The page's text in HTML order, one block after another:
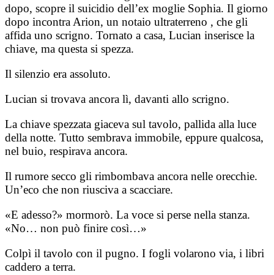
dopo, scopre il suicidio dell’ex moglie Sophia. Il giorno
dopo incontra Arion, un notaio ultraterreno , che gli
affida uno scrigno. Tornato a casa, Lucian inserisce la
chiave, ma questa si spezza.
Il silenzio era assoluto.
Lucian si trovava ancora lì, davanti allo scrigno.
La chiave spezzata giaceva sul tavolo, pallida alla luce
della notte. Tutto sembrava immobile, eppure qualcosa,
nel buio, respirava ancora.
Il rumore secco gli rimbombava ancora nelle orecchie.
Un’eco che non riusciva a scacciare.
«E adesso?» mormorò. La voce si perse nella stanza.
«No… non può finire così…»
Colpì il tavolo con il pugno. I fogli volarono via, i libri
caddero a terra.